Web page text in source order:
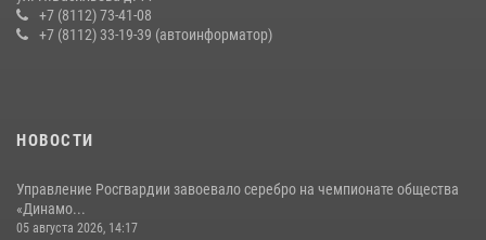
хищение в магазине в Пскове
16 июля 2026, 10:24
31 июля 2026, 13:53
+7 (8112) 73-41-08
+7 (8112) 33-19-39 (автоинформатор)
НОВОСТИ
Управление Росгвардии завоевало серебро на чемпионате общества
«Динамо...
05 августа 2026, 14:17